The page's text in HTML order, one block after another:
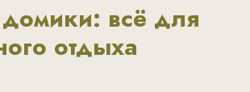
всё для
отдыха